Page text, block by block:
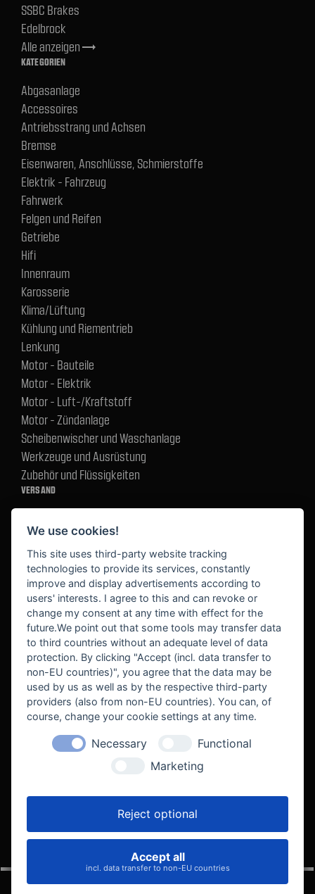
SSBC Brakes
Edelbrock
Alle anzeigentrending_flat
KATEGORIEN
Abgasanlage
Accessoires
Antriebsstrang und Achsen
Bremse
Eisenwaren, Anschlüsse, Schmierstoffe
Elektrik - Fahrzeug
Fahrwerk
Felgen und Reifen
Getriebe
Hifi
Innenraum
Karosserie
Klima/Lüftung
Kühlung und Riementrieb
Lenkung
Motor - Bauteile
Motor - Elektrik
Motor - Luft-/Kraftstoff
Motor - Zündanlage
Scheibenwischer und Waschanlage
Werkzeuge und Ausrüstung
Zubehör und Flüssigkeiten
VERSAND
BEKANNT AUS
VELOCITY AUTOMOTIVE
We use cookies!
This site uses third-party website tracking
technologies to provide its services, constantly
improve and display advertisements according to
users' interests. I agree to this and can revoke or
change my consent at any time with effect for the
future.We point out that some tools may transfer data
to third countries without an adequate level of data
protection. By clicking "Accept (incl. data transfer to
non-EU countries)", you agree that the data may be
used by us as well as by the respective third-party
providers (also from non-EU countries). You can, of
course, change your cookie settings at any time.
Necessary
Functional
Marketing
Reject optional
Accept all
incl. data transfer to non-EU countries